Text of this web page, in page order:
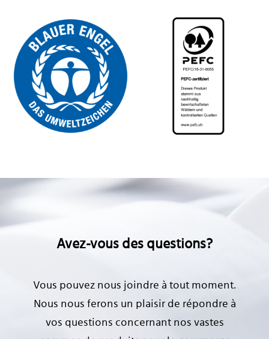
Avez-vous des questions?
Vous pouvez nous joindre à tout moment.
Nous nous ferons un plaisir de répondre à
vos questions concernant nos vastes